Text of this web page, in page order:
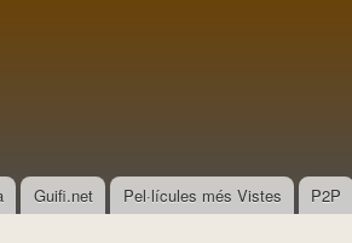
Guifi.net Pel·lícules més Vistes P2P